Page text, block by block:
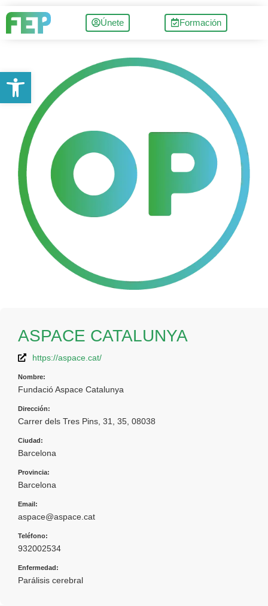
Únete Formación
ASPACE CATALUNYA
https://aspace.cat/
Nombre:
Fundació Aspace Catalunya
Dirección:
Carrer dels Tres Pins, 31, 35, 08038
Ciudad:
Barcelona
Provincia:
Barcelona
Email:
aspace@aspace.cat
Teléfono:
932002534
Enfermedad:
Parálisis cerebral
Abrir barra de herramientas